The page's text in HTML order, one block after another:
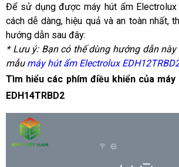
Để sử dụng được máy hút ẩm Electrolux
cách dễ dàng, hiệu quả và an toàn nhất,
hướng dẫn sau đây:
* Lưu ý: Bạn có thế dùng hướng dẫn
mẫu máy hút ẩm Electrolux
Tìm hiểu các phím điều khiển của
EDH14TRBD2